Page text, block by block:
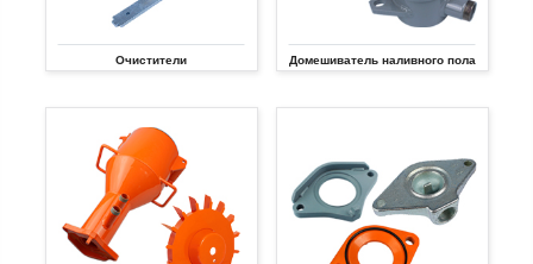
Очистители Домешиватель наливного пола